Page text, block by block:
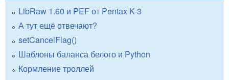
LibRaw 1.60 и PEF от Pentax K-3
А тут ещё отвечают?
setCancelFlag()
Шаблоны баланса белого и Python
Кормление троллей